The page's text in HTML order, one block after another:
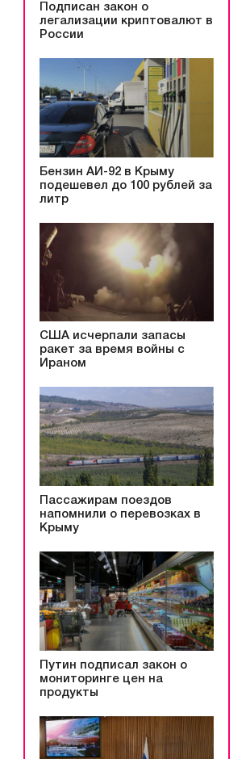
Подписан закон о
легализации криптовалют в
России
Бензин АИ-92 в Крыму
подешевел до 100 рублей за
литр
США исчерпали запасы
ракет за время войны с
Ираном
Пассажирам поездов
напомнили о перевозках в
Крыму
Путин подписал закон о
мониторинге цен на
продукты